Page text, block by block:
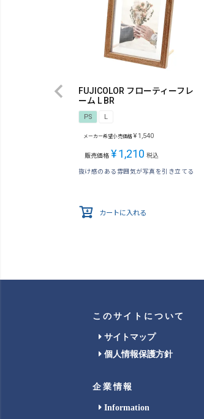
FUJICOLOR フローティーフレ
ーム L BR
PS L
メーカー希望小売価格 ¥ 1,540
販売価格 ¥1,210 税込
抜け感のある雰囲気が写真を引き立てる
カートに入れる
このサイトについて
サイトマップ
個人情報保護方針
企業情報
Information